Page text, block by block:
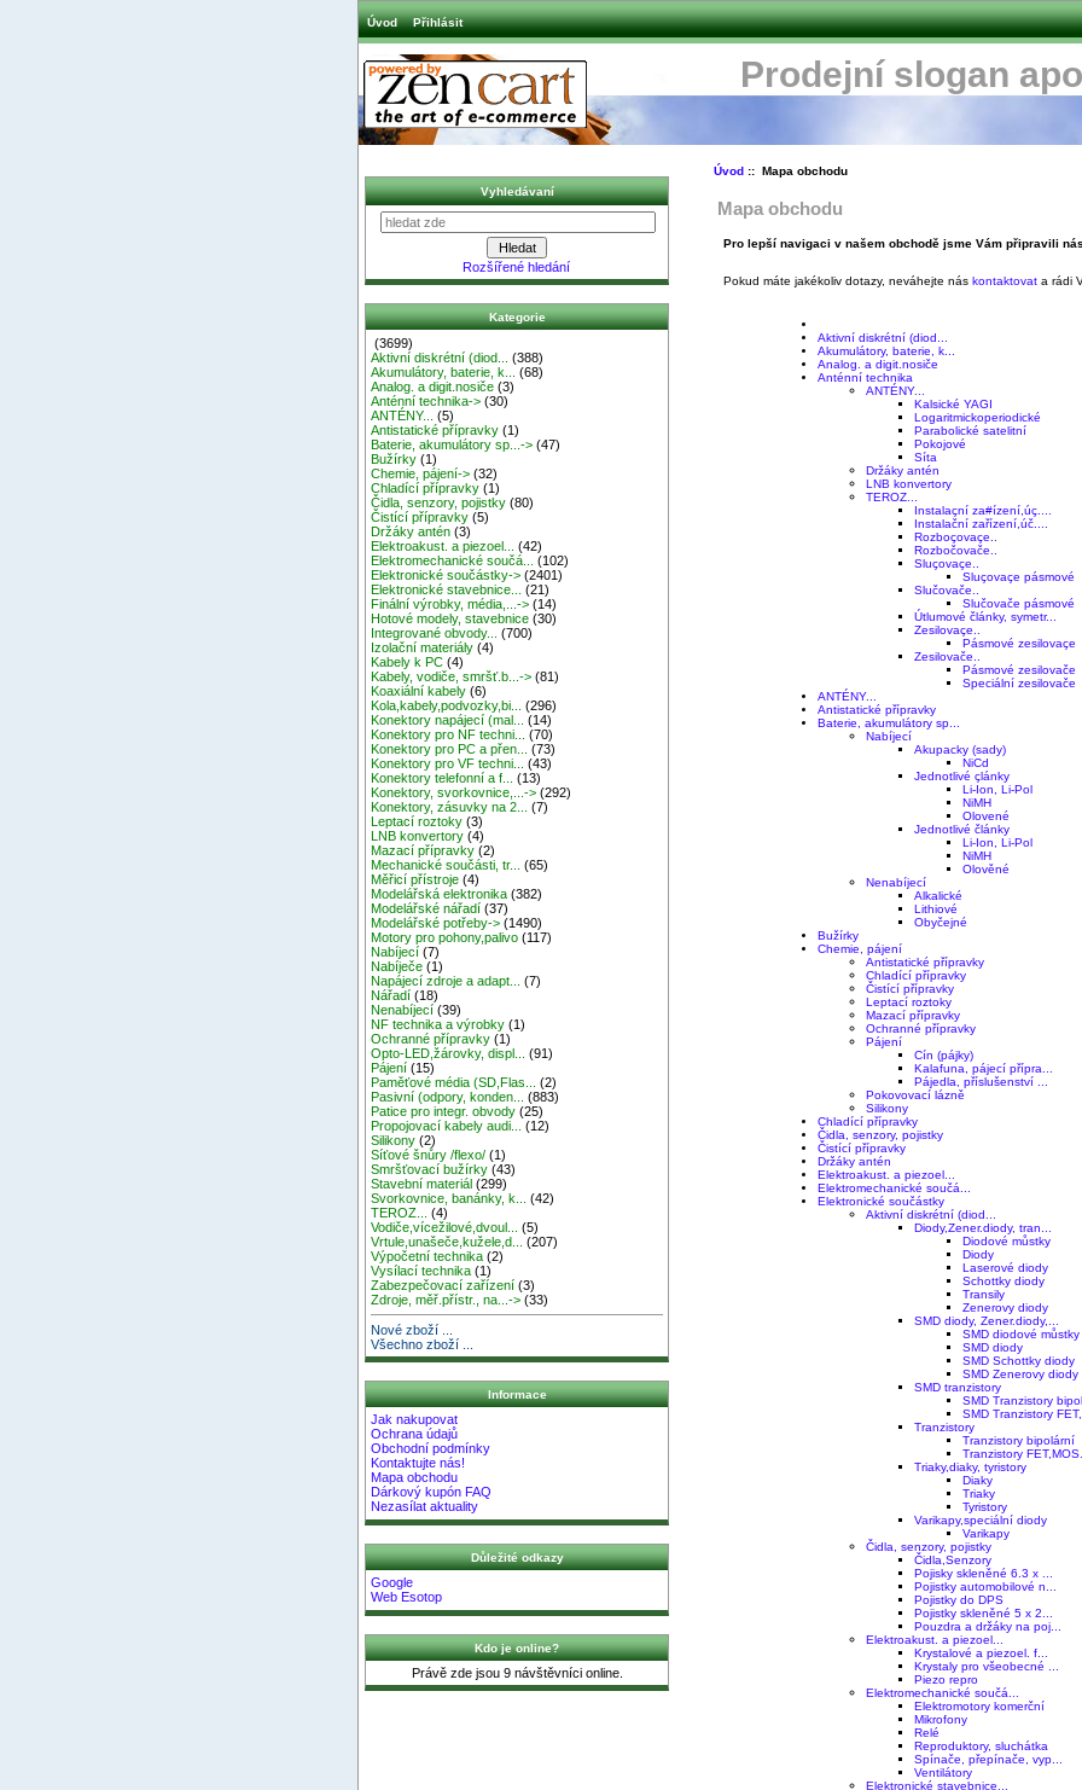
Úvod Přihlásit
Prodejní slogan
Vyhledávaní
Rozšířené hledání
Kategorie
(3699)
Aktivní diskrétní (diod...
(388)
Akumulátory, baterie, k...
(68)
Analog. a digit.nosiče (3)
Anténní technika-> (30)
ANTÉNY...
(5)
Antistatické přípravky (1)
Baterie, akumulátory sp...-> (47)
Bužírky (1)
Chemie, pájení-> (32)
Chladící přípravky (1)
Čidla, senzory, pojistky (80)
Čistící přípravky (5)
Držáky antén (3)
Elektroakust. a piezoel...
(42)
Elektromechanické součá...
(102)
Elektronické součástky-> (2401)
Elektronické stavebnice...
(21)
Finální výrobky, média,...-> (14)
Hotové modely, stavebnice (30)
Integrované obvody...
(700)
Izolační materiály (4)
Kabely k PC (4)
Kabely, vodiče, smršť.b...-> (81)
Koaxiální kabely (6)
Kola,kabely,podvozky,bi...
(296)
Konektory napájecí (mal...
(14)
Konektory pro NF techni...
(70)
Konektory pro PC a přen...
(73)
Konektory pro VF techni...
(43)
Konektory telefonní a f...
(13)
Konektory, svorkovnice,...-> (292)
Konektory, zásuvky na 2...
(7)
Leptací roztoky (3)
LNB konvertory (4)
Mazací přípravky (2)
Mechanické součásti, tr...
(65)
Měřicí přístroje (4)
Modelářská elektronika (382)
Modelářské nářadí (37)
Modelářské potřeby-> (1490)
Motory pro pohony,palivo (117)
Nabíjecí (7)
Nabíječe (1)
Napájecí zdroje a adapt...
(7)
Nářadí (18)
Nenabíjecí (39)
NF technika a výrobky (1)
Ochranné přípravky (1)
Opto-LED,žárovky, displ...
(91)
Pájení (15)
Paměťové média (SD,Flas...
(2)
Pasivní (odpory, konden...
(883)
Patice pro integr. obvody (25)
Propojovací kabely audi...
(12)
Silikony (2)
Síťové šnůry /flexo/ (1)
Smršťovací bužírky (43)
Stavební materiál (299)
Svorkovnice, banánky, k...
(42)
TEROZ...
(4)
Vodiče,vícežilové,dvoul...
(5)
Vrtule,unašeče,kužele,d...
(207)
Výpočetní technika (2)
Vysílací technika (1)
Zabezpečovací zařízení (3)
Zdroje, měř.přístr., na...-> (33)
Nové zboží ...
Všechno zboží ...
Informace
Jak nakupovat
Ochrana údajů
Obchodní podmínky
Kontaktujte nás!
Mapa obchodu
Dárkový kupón FAQ
Nezasílat aktuality
Důležité odkazy
Google
Web Esotop
Kdo je online?
Právě zde jsou 9 návštěvníci online.
Úvod:: Mapa obchodu
Mapa obchodu
Pro lepší navigaci v našem obchodě jsme Vám připravili
Pokud máte jakékoliv dotazy, neváhejte nás kontaktovat a rádi
Aktivní diskrétní (diod...
Akumulátory, baterie, k...
Analog. a digit.nosiče
Anténní technika
ANTÉNY...
Kalsické YAGI
Logaritmickoperiodické
Parabolické satelitní
Pokojové
Síta
Držáky antén
LNB konvertory
TEROZ...
Instalaçní za#ízení,úç....
Instalační zařízení,úč....
Rozboçovaçe..
Rozbočovače..
Sluçovaçe..
Sluçovaçe pásmové
Slučovače..
Slučovače pásmové
Útlumové články, symetr...
Zesilovaçe..
Pásmové zesilovaçe
Zesilovače..
Pásmové zesilovače
Speciální zesilovače
ANTÉNY...
Antistatické přípravky
Baterie, akumulátory sp...
Nabíjecí
Akupacky (sady)
NiCd
Jednotlivé çlánky
Li-Ion, Li-Pol
NiMH
Olovené
Jednotlivé články
Li-Ion, Li-Pol
NiMH
Olověné
Nenabíjecí
Alkalické
Lithiové
Obyčejné
Bužírky
Chemie, pájení
Antistatické přípravky
Chladící přípravky
Čistící přípravky
Leptací roztoky
Mazací přípravky
Ochranné přípravky
Pájení
Cín (pájky)
Kalafuna, pájecí přípra...
Pájedla, příslušenství ...
Pokovovací lázně
Silikony
Chladící přípravky
Čidla, senzory, pojistky
Čistící přípravky
Držáky antén
Elektroakust. a piezoel...
Elektromechanické součá...
Elektronické součástky
Aktivní diskrétní (diod...
Diody,Zener.diody, tran...
Diodové můstky
Diody
Laserové diody
Schottky diody
Transily
Zenerovy diody
SMD diody, Zener.diody,...
SMD diodové můstky
SMD diody
SMD Schottky diody
SMD Zenerovy diody
SMD tranzistory
SMD Tranzistory
SMD Tranzistory
Tranzistory
Tranzistory bipolární
Tranzistory
Triaky,diaky, tyristory
Diaky
Triaky
Tyristory
Varikapy,speciální diody
Varikapy
Čidla, senzory, pojistky
Čidla,Senzory
Pojisky skleněné 6.3 x ...
Pojistky automobilové n...
Pojistky do DPS
Pojistky skleněné 5 x 2...
Pouzdra a držáky na poj...
Elektroakust. a piezoel...
Krystalové a piezoel. f...
Krystaly pro všeobecné ...
Piezo repro
Elektromechanické součá...
Elektromotory komerční
Mikrofony
Relé
Reproduktory, sluchátka
Spínače, přepínače, vyp...
Ventilátory
Elektronické stavebnice...